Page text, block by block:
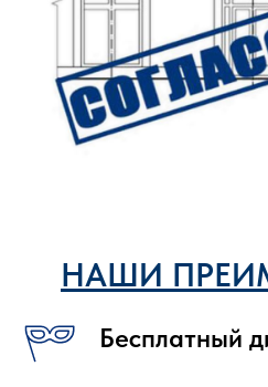
НАШИ
Бесплатный